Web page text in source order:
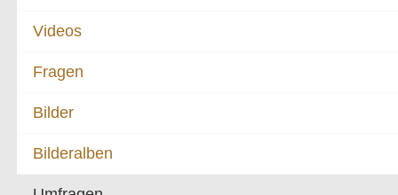
Videos
Fragen
Bilder
Bilderalben